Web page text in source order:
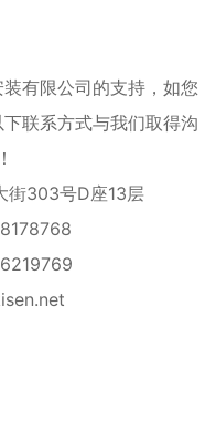
有限公司的支持，如您
联系方式与我们取得沟
303号D座13层